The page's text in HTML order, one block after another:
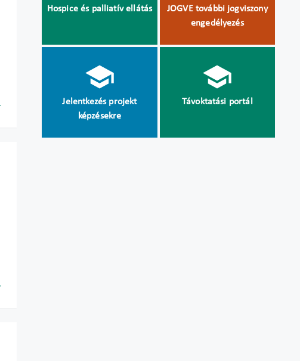
Hospice és palliatív ellátás
JOGVE további jogviszony
engedélyezés
Jelentkezés projekt
képzésekre
Távoktatási portál